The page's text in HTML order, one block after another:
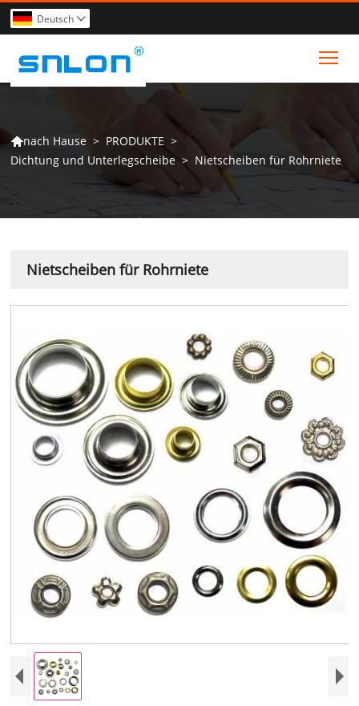
Deutsch 
nach Hause > PRODUKTE >
Dichtung und Unterlegscheibe > Nietscheiben für Rohrniete
Nietscheiben für Rohrniete